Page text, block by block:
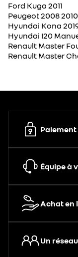
Ford Kuga 2011
Peugeot 2008 2010
Hyundai Kona
Hyundai I20
Renault Master
Renault Master
Équipe à
Achat en
Un